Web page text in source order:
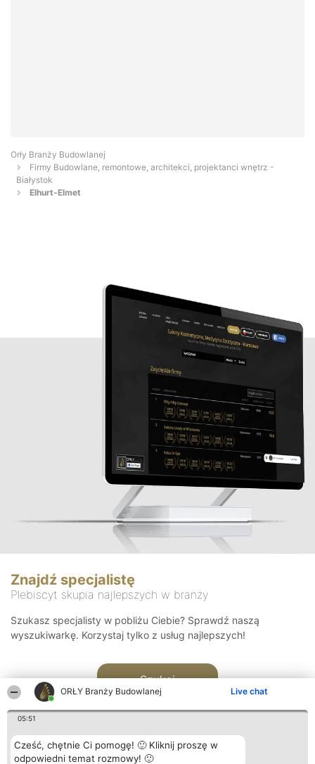
ORŁY Branży Budowlanej Live chat
05:51
Cześć, chętnie Ci pomogę! 🙂 Kliknij proszę w
odpowiedni temat rozmowy! 🙂
Orły Branży Budowlanej
Firmy Budowlane, remontowe, architekci, projektanci wnętrz -
Białystok
Elhurt-Elmet
Znajdź specjalistę
Plebiscyt skupia najlepszych w branży
Szukasz specjalisty w pobliżu Ciebie? Sprawdź naszą
wyszukiwarkę. Korzystaj tylko z usług najlepszych!
Szukaj